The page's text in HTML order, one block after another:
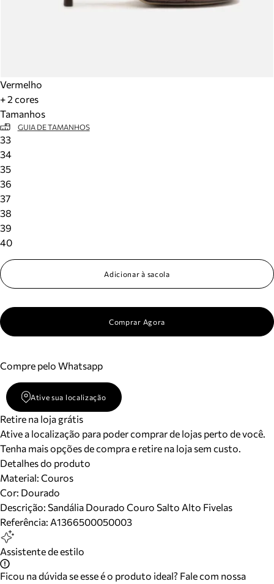
Vermelho
+ 2 cores
Tamanhos
GUIA DE TAMANHOS
33
34
35
36
37
38
39
40
Adicionar à sacola
Comprar Agora
Compre pelo Whatsapp
Ative sua localização
Retire na loja grátis
Ative a localização para poder comprar de lojas perto de você.
Tenha mais opções de compra e retire na loja sem custo.
Detalhes do produto
Material: Couros
Cor: Dourado
Descrição: Sandália Dourado Couro Salto Alto Fivelas
Referência: A1366500050003
Assistente de estilo
Ficou na dúvida se esse é o produto ideal? Fale com nossa